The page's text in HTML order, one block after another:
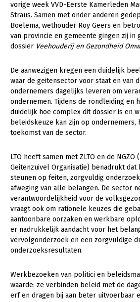
Thema’s
Gezonde planten
Gezonde dieren
Natuur, klimaat en energie
Bodem en water
Platteland en omgeving
Mens, ondernemerschap en
Sectoren
Dier
Biologische Landbouw
Geitenhouderij
Kalverhouderij
Konijnenhouderij
Melkveehouderij
Paardenhouderij
Plant
Akkerbouw
Biologische Landbouw
Bollenteelt
Bomen, vaste planten en
Fruitteelt
Multifunctionele landbouw
Multifunctioneel
Vrouw en Bedrijf
Onderwerpen
Nieuwsabonnement
Webinars
vorige week VVD-Eerste Kamerleden
Straus. Samen met onder anderen
Boelema, wethouder Roy Geers en
van provincie en gemeente gingen zij in
dossier Veehouderij en Gezondheid
De aanwezigen kregen een duidelijk
waar de geitensector voor staat en van
ondernemers dagelijks leveren om
ondernemen. Tijdens de rondleiding en
duidelijk hoe complex dit dossier is en
beleidskeuze kan zijn op ondernemers,
toekomst van de sector.
LTO heeft samen met ZLTO en de NGZO
Geitenzuivel Organisatie) benadrukt
steunen op feiten, zorgvuldig
afweging van alle belangen. De sector
verantwoordelijkheid voor de
vraagt ook om rationele keuzes die
aantoonbare oorzaken en werkbare
er nadrukkelijk aandacht voor het
vervolgonderzoek en een zorgvuldige
onderzoeksresultaten.
Werkbezoeken van politici en
waarde: ze verbinden beleid met de
erf en dragen bij aan beter uitvoerbaar